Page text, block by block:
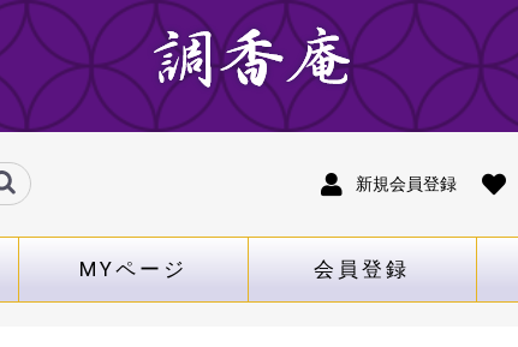
新規会員登録
MYページ 会員登録